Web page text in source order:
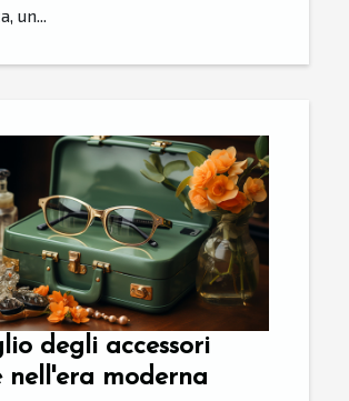
un...
degli accessori
nell'era moderna